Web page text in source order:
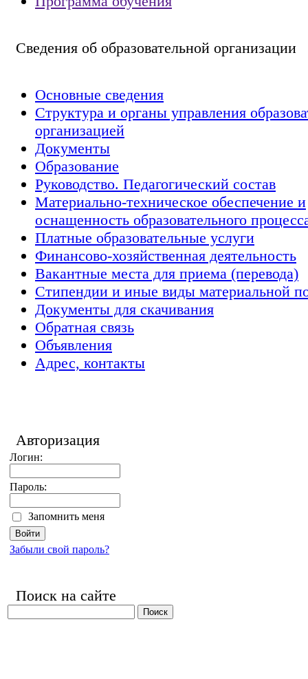
Сведения об образовательной организации
Основные сведения
Структура и органы управления
организацией
Документы
Образование
Руководство. Педагогический состав
Материально-техническое обеспечение и
оснащенность образовательного
Платные образовательные услуги
Финансово-хозяйственная деятельность
Вакантные места для приема (перевода)
Стипендии и иные виды материальной
Документы для скачивания
Обратная связь
Объявления
Адрес, контакты
Авторизация
Логин:
Пароль:
Запомнить меня
Забыли свой пароль?
Поиск на сайте